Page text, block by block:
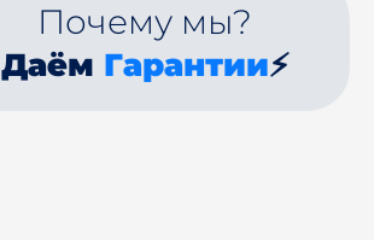
Почему мы?
Даём Гарантии⚡